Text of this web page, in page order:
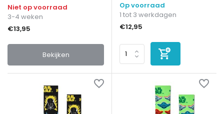
Niet op voorraad
3-4 weken
€13,95
Bekijken
Op voorraad
1 tot 3 werkdagen
€12,95